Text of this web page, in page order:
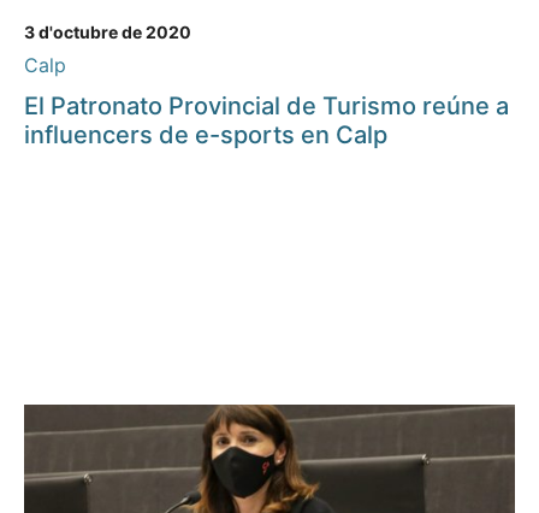
3 d'octubre de 2020
Calp
El Patronato Provincial de Turismo reúne a
influencers de e-sports en Calp